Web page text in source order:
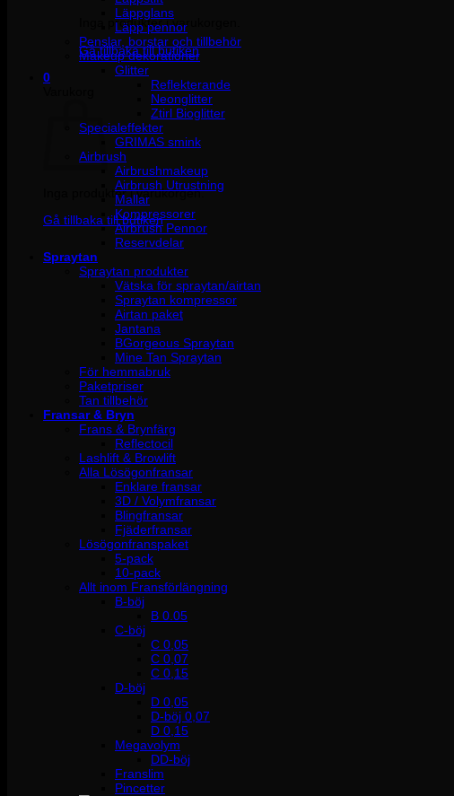
Inga produkter i varukorgen.
Gå tillbaka till butiken
0
Inga produkter i varukorgen.
Gå tillbaka till butiken
Läppglans
Läpp pennor
Penslar, borstar och tillbehör
Makeup dekorationer
Glitter
Reflekterande
Neonglitter
Ztirl Bioglitter
Specialeffekter
GRIMAS smink
Airbrush
Airbrushmakeup
Airbrush Utrustning
Mallar
Kompressorer
Airbrush Pennor
Reservdelar
Spraytan
Spraytan produkter
Vätska för spraytan/airtan
Spraytan kompressor
Airtan paket
Jantana
BGorgeous Spraytan
Mine Tan Spraytan
För hemmabruk
Paketpriser
Tan tillbehör
Fransar & Bryn
Frans & Brynfärg
Reflectocil
Lashlift & Browlift
Alla Lösögonfransar
Enklare fransar
3D / Volymfransar
Blingfransar
Fjäderfransar
Lösögonfranspaket
5-pack
10-pack
Allt inom Fransförlängning
B-böj
B 0.05
C-böj
C 0,05
C 0,07
C 0,15
D-böj
D 0,05
D-böj 0,07
D 0,15
Megavolym
DD-böj
Franslim
Pincetter